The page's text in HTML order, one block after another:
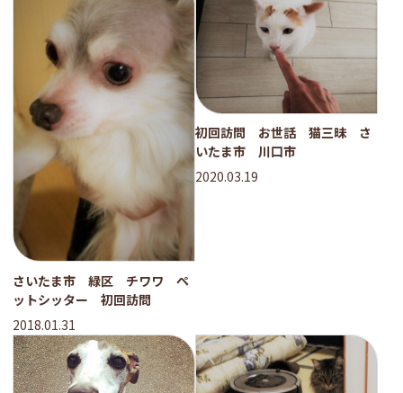
さいたま市 緑区 チワワ ペ
ットシッター 初回訪問
2018.01.31
初回訪問 お世話 猫三昧 さ
いたま市 川口市
2020.03.19